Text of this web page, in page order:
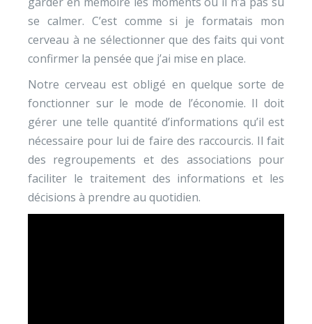
se calmer. C’est comme si je formatais mon
cerveau à ne sélectionner que des faits qui vont
confirmer la pensée que j’ai mise en place.
Notre cerveau est obligé en quelque sorte de
fonctionner sur le mode de l’économie. Il doit
gérer une telle quantité d’informations qu’il est
nécessaire pour lui de faire des raccourcis. Il fait
des regroupements et des associations pour
faciliter le traitement des informations et les
décisions à prendre au quotidien.